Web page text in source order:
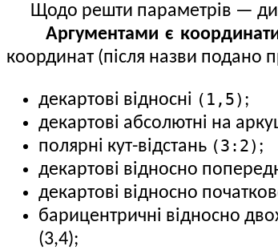
Щодо решти параметрів —
Аргументами є
координат (після назви подано
декартові відносні (1,5) ;
декартові абсолютні на
полярні кут-відстань (3:2) ;
декартові відносно
декартові відносно
барицентричні відносно
(3,4);